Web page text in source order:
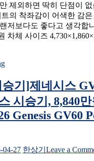
제외하면 딱히 단점이
의 착좌감이 어색한 감
저보다도 좋다고 생각합
차체 사이즈
기]제네시스
시승기, 8,840만
Genesis GV60
04-27 한상기 Leave a